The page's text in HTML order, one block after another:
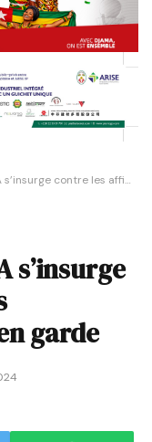
affichages anarchiques et met en garde
s’insurge
garde